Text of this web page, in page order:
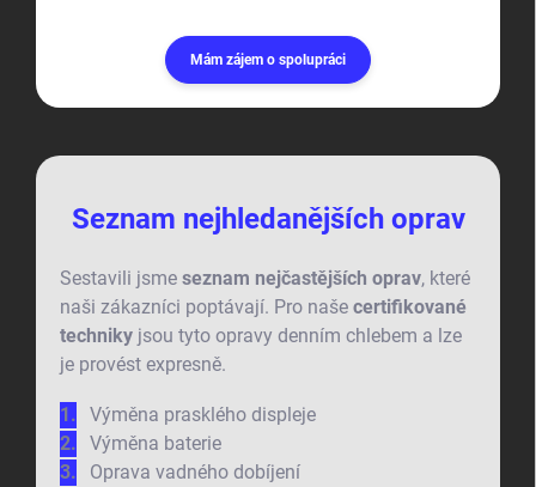
Mám zájem o spolupráci
Seznam nejhledanějších oprav
Sestavili jsme seznam nejčastějších oprav, které
naši zákazníci poptávají. Pro naše certifikované
techniky jsou tyto opravy denním chlebem a lze
je provést expresně.
Výměna prasklého displeje
Výměna baterie
Oprava vadného dobíjení